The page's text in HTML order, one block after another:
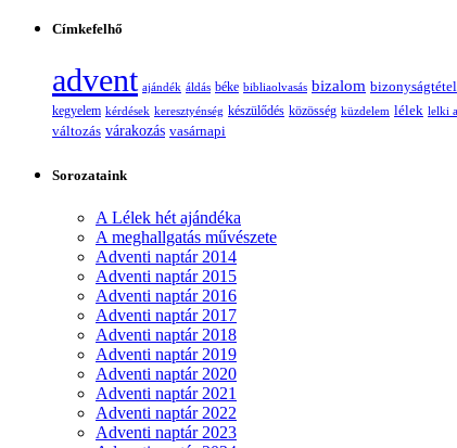
Címkefelhő
advent ajándék áldás béke bibliaolvasás bizalom bizonyságtétel
kegyelem kérdések keresztyénség készülődés közösség küzdelem lélek lelki
változás várakozás vasárnapi
Sorozataink
A Lélek hét ajándéka
A meghallgatás művészete
Adventi naptár 2014
Adventi naptár 2015
Adventi naptár 2016
Adventi naptár 2017
Adventi naptár 2018
Adventi naptár 2019
Adventi naptár 2020
Adventi naptár 2021
Adventi naptár 2022
Adventi naptár 2023